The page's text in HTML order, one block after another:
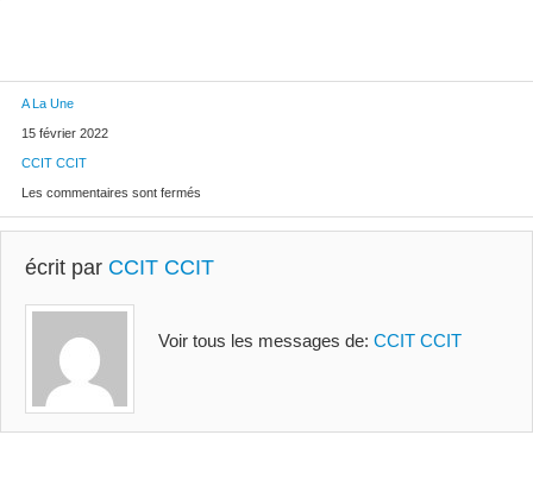
A La Une
15 février 2022
CCIT CCIT
Les commentaires sont fermés
écrit par CCIT CCIT
Voir tous les messages de: CCIT CCIT